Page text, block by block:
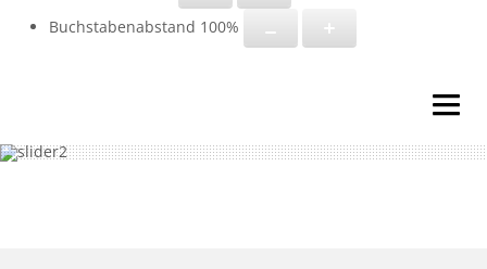
Buchstabenabstand 100%